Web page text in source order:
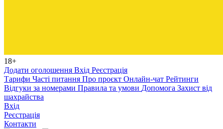
18+
Додати оголошення Вхід Реєстрація
Тарифи Часті питання Про проєкт Онлайн-чат Рейтинги
Відгуки за номерами Правила та умови Допомога Захист від
шахрайства
Вхід
Реєстрація
Контакти